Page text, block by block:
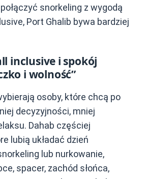
snorkeling z wygodą
Port Ghalib bywa bardziej
inclusive i spokój
i wolność”
osoby, które chcą po
decyzyjności, mniej
Dahab częściej
lubią układać dzień
lub nurkowanie,
spacer, zachód słońca,